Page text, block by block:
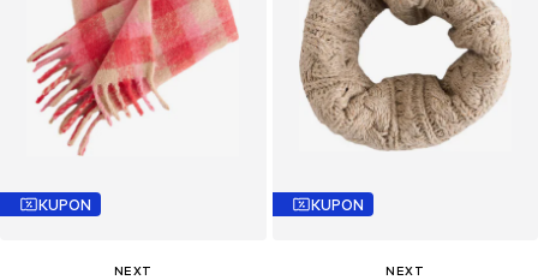
KUPON
NEXT
KUPON
NEXT